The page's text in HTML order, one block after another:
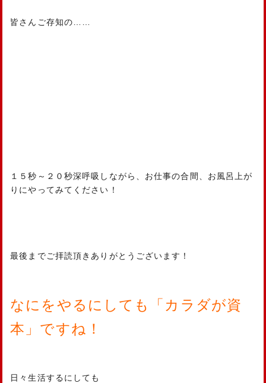
皆さんご存知の……
１５秒～２０秒深呼吸しながら、お仕事の合間、お風呂上が
りにやってみてください！
最後までご拝読頂きありがとうございます！
なにをやるにしても「カラダが資
本」ですね！
日々生活するにしても